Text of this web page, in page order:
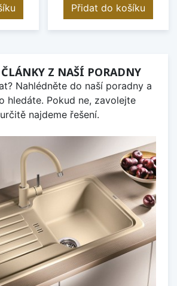
Přidat do košíku
Z NAŠÍ PORADNY
Nahlédněte do naší poradny a
hledáte. Pokud ne, zavolejte
najdeme řešení.